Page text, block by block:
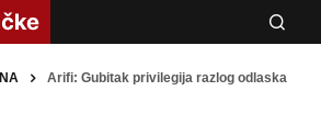
Arifi: Gubitak privilegija razlog odlaska